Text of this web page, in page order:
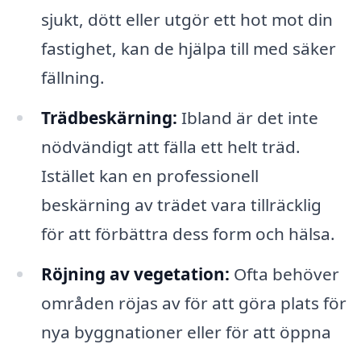
sjukt, dött eller utgör ett hot mot din
fastighet, kan de hjälpa till med säker
fällning.
Trädbeskärning: Ibland är det inte
nödvändigt att fälla ett helt träd.
Istället kan en professionell
beskärning av trädet vara tillräcklig
för att förbättra dess form och hälsa.
Röjning av vegetation: Ofta behöver
områden röjas av för att göra plats för
nya byggnationer eller för att öppna